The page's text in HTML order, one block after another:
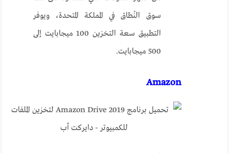
سوق النُطاق في المملكة المتحدة، ويوفر
التطبيق سعة التخزين 100 ميجابايت إلى
500 ميجابايت.
Amazon